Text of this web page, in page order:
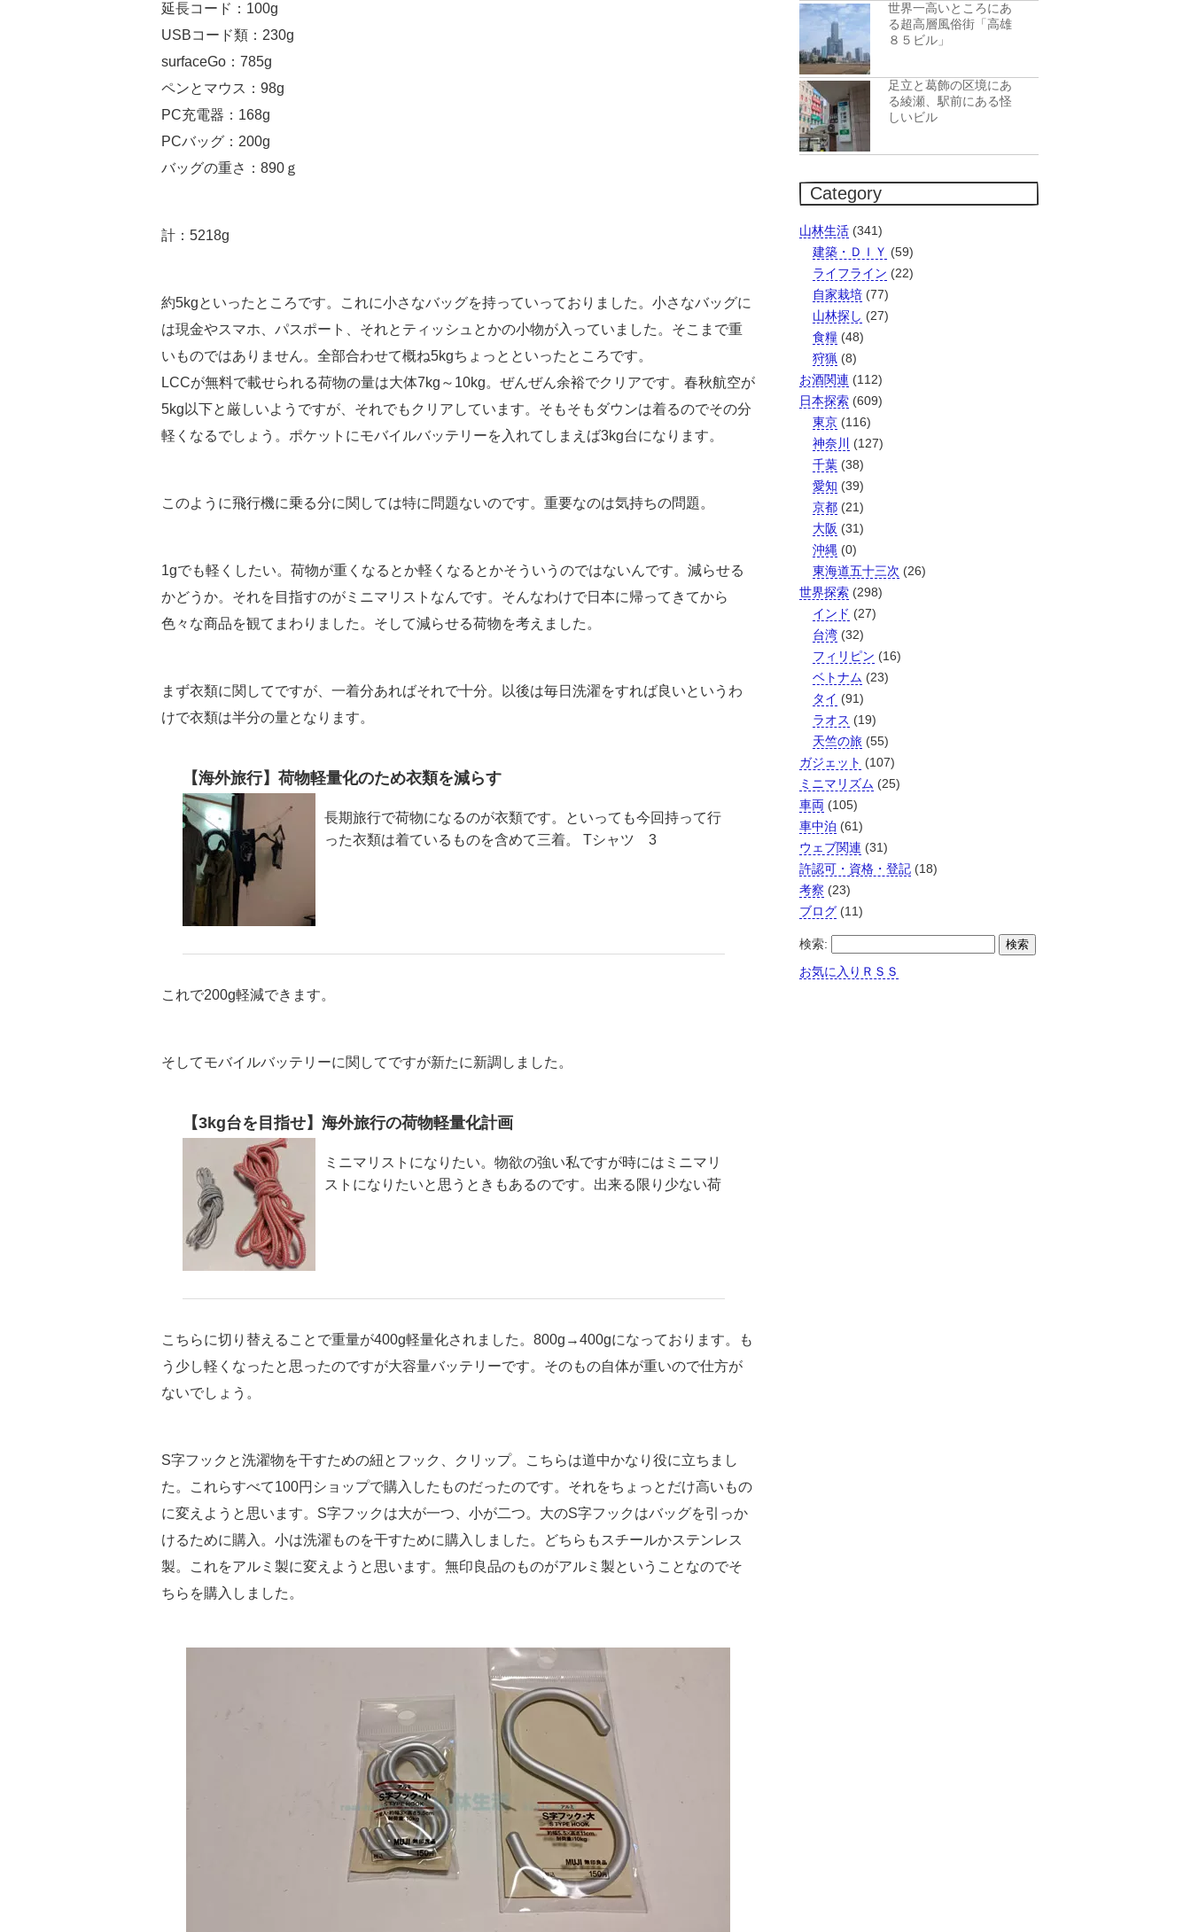
延長コード：100g
USBコード類：230g
surfaceGo：785g
ペンとマウス：98g
PC充電器：168g
PCバッグ：200g
バッグの重さ：890ｇ
計：5218g
約5kgといったところです。これに小さなバッグを持っていっておりました。小さなバッグに
は現金やスマホ、パスポート、それとティッシュとかの小物が入っていました。そこまで重
いものではありません。全部合わせて概ね5kgちょっとといったところです。
LCCが無料で載せられる荷物の量は大体7kg～10kg。ぜんぜん余裕でクリアです。春秋航空が
5kg以下と厳しいようですが、それでもクリアしています。そもそもダウンは着るのでその分
軽くなるでしょう。ポケットにモバイルバッテリーを入れてしまえば3kg台になります。
このように飛行機に乗る分に関しては特に問題ないのです。重要なのは気持ちの問題。
1gでも軽くしたい。荷物が重くなるとか軽くなるとかそういうのではないんです。減らせる
かどうか。それを目指すのがミニマリストなんです。そんなわけで日本に帰ってきてから
色々な商品を観てまわりました。そして減らせる荷物を考えました。
まず衣類に関してですが、一着分あればそれで十分。以後は毎日洗濯をすれば良いというわ
けで衣類は半分の量となります。
【海外旅行】荷物軽量化のため衣類を減らす
長期旅行で荷物になるのが衣類です。といっても今回持って行
った衣類は着ているものを含めて三着。 Tシャツ 3
これで200g軽減できます。
そしてモバイルバッテリーに関してですが新たに新調しました。
【3kg台を目指せ】海外旅行の荷物軽量化計画
ミニマリストになりたい。物欲の強い私ですが時にはミニマリ
ストになりたいと思うときもあるのです。出来る限り少ない荷
こちらに切り替えることで重量が400g軽量化されました。800g→400gになっております。も
う少し軽くなったと思ったのですが大容量バッテリーです。そのもの自体が重いので仕方が
ないでしょう。
S字フックと洗濯物を干すための紐とフック、クリップ。こちらは道中かなり役に立ちまし
た。これらすべて100円ショップで購入したものだったのです。それをちょっとだけ高いもの
に変えようと思います。S字フックは大が一つ、小が二つ。大のS字フックはバッグを引っか
けるために購入。小は洗濯ものを干すために購入しました。どちらもスチールかステンレス
製。これをアルミ製に変えようと思います。無印良品のものがアルミ製ということなのでそ
ちらを購入しました。
世界一高いところにあ
る超高層風俗街「高雄
８５ビル」
足立と葛飾の区境にあ
る綾瀬、駅前にある怪
しいビル
Category
山林生活 (341)
建築・ＤＩＹ (59)
ライフライン (22)
自家栽培 (77)
山林探し (27)
食糧 (48)
狩猟 (8)
お酒関連 (112)
日本探索 (609)
東京 (116)
神奈川
(127)
千葉 (38)
愛知 (39)
京都 (21)
大阪 (31)
沖縄 (0)
東海道五十三次 (26)
世界探索 (298)
インド (27)
台湾 (32)
フィリピン (16)
ベトナム (23)
タイ (91)
ラオス (19)
天竺の旅 (55)
ガジェット (107)
ミニマリズム (25)
車両 (105)
車中泊 (61)
ウェブ関連 (31)
許認可・資格・登記 (18)
考察 (23)
ブログ (11)
検索:
お気に入りＲＳＳ